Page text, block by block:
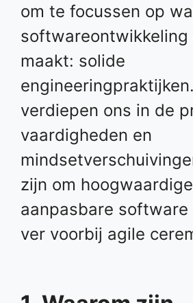
om te focussen op
softwareontwikkeling
maakt: solide
verdiepen ons in de
vaardigheden en
zijn om
aanpasbare software
ver voorbij agile